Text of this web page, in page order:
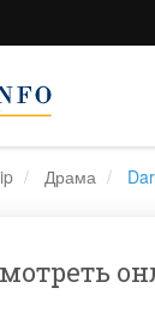
Драма